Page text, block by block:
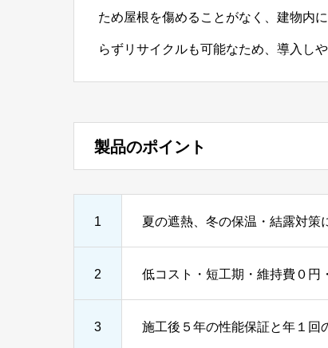
ため屋根を傷めることがなく、建物内
らずリサイクルも可能なため、導入し
製品のポイント
1 夏の遮熱、冬の保温・結露対策
2 低コスト・短工期・維持費０円
3 施工後５年の性能保証と年１回